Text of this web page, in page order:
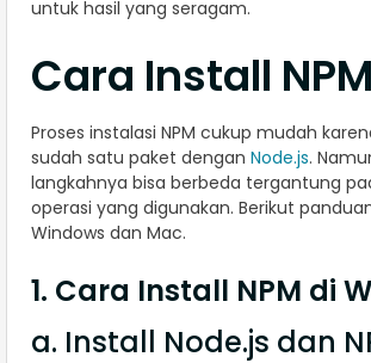
untuk hasil yang seragam.
Cara Install NPM
Proses instalasi NPM cukup mudah
sudah satu paket dengan Node.js.
langkahnya bisa berbeda tergantung
operasi yang digunakan. Berikut
Windows dan Mac.
1. Cara Install NPM di
a. Install Node.js dan